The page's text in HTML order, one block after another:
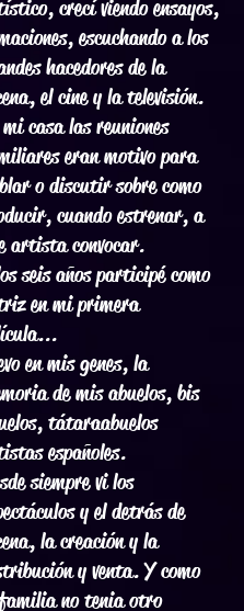
crecí viendo ensayos,
escuchando a los
hacedores de la
el cine y la televisión.
casa las reuniones
eran motivo para
o discutir sobre como
cuando estrenar, a
artista convocar.
seis años participé como
en mi primera
en mis genes, la
de mis abuelos, bis
tátaraabuelos
españoles.
siempre vi los
y el detrás de
la creación y la
y venta. Y como
no tenia otro